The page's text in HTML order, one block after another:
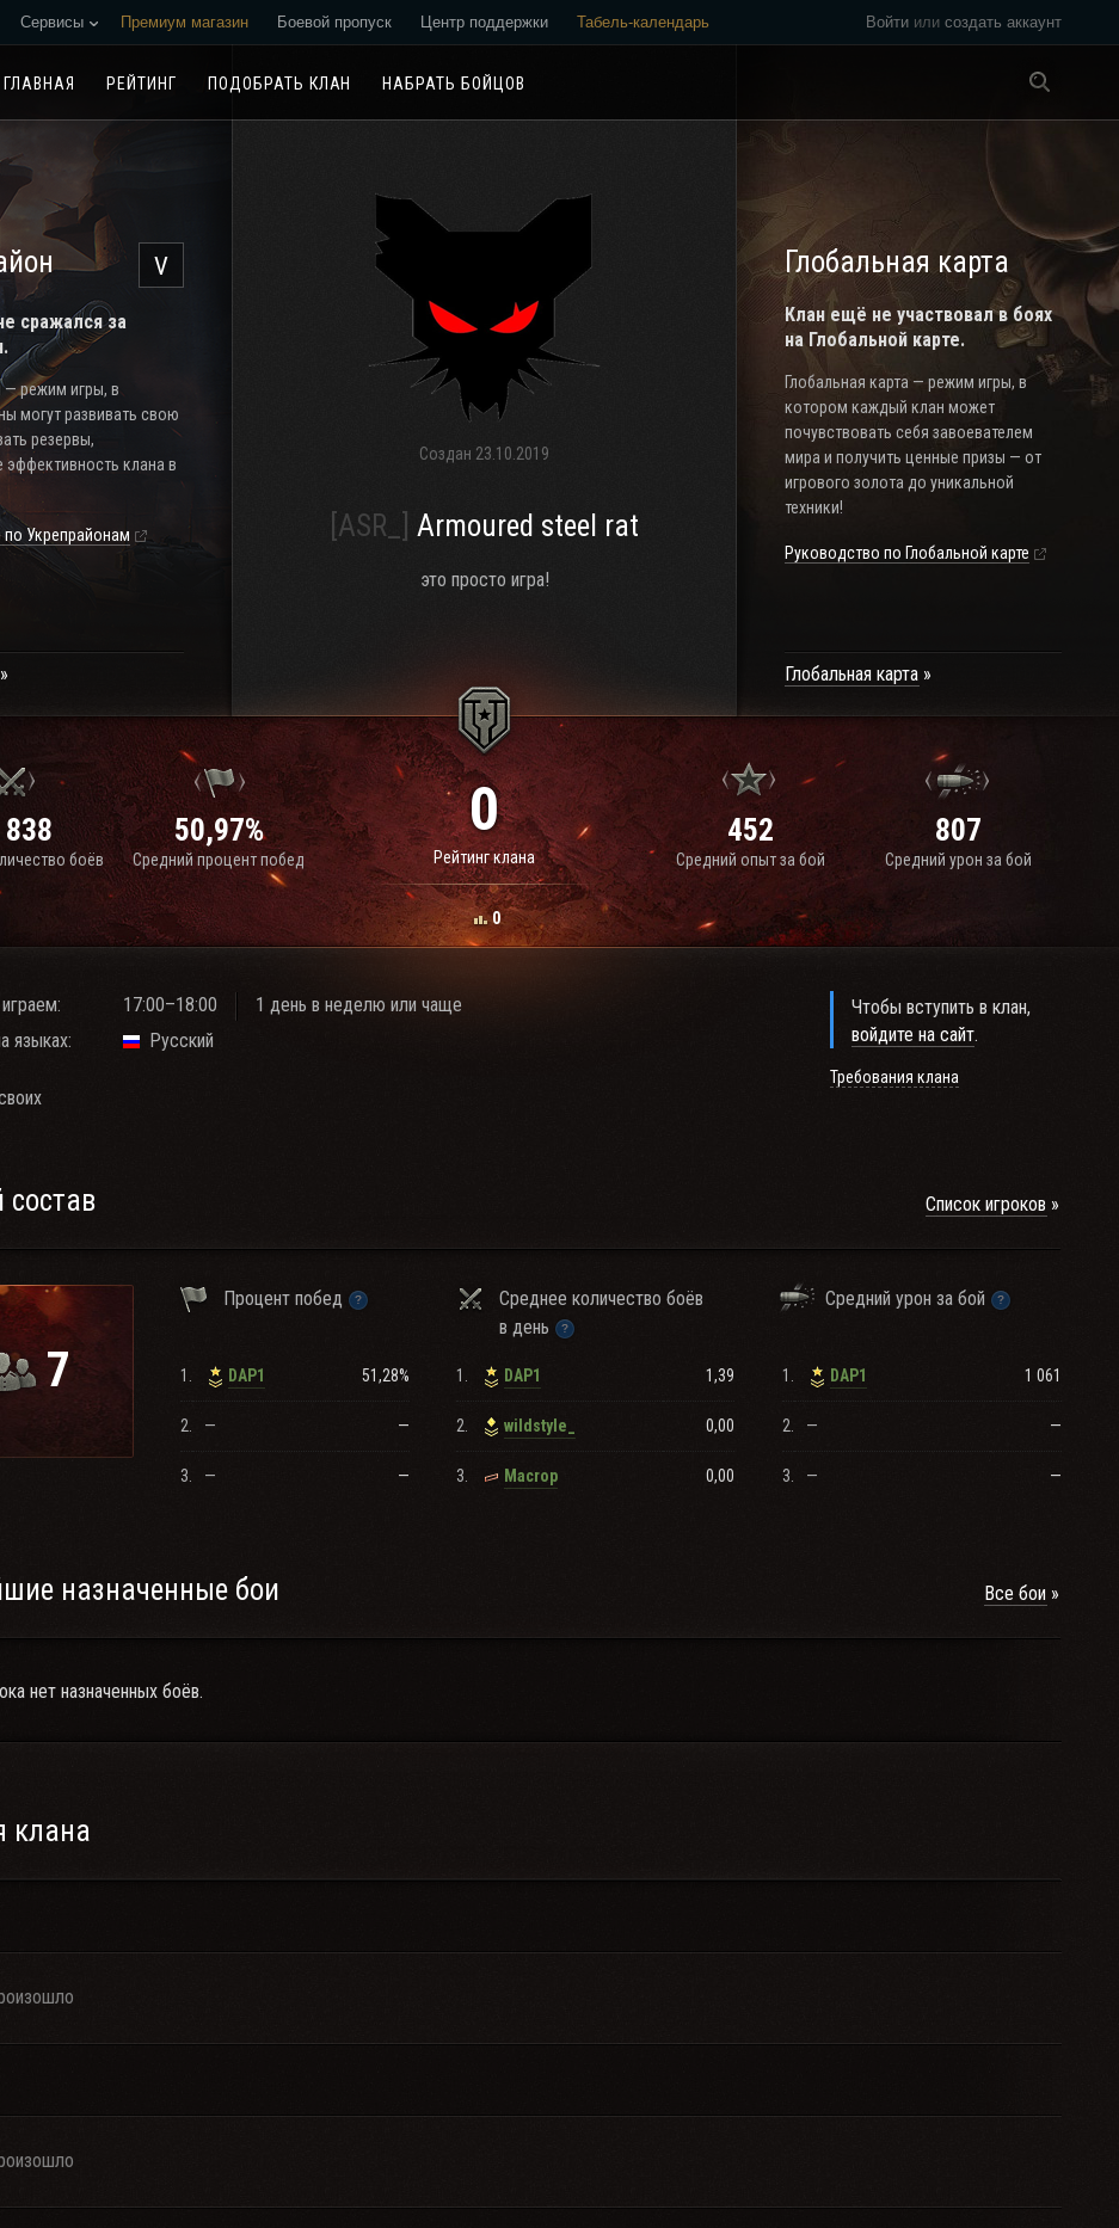
Войти или создать аккаунт
Сервисы Премиум магазин Боевой пропуск Центр поддержки Табель-календарь
ГЛАВНАЯ РЕЙТИНГ ПОДОБРАТЬ КЛАН НАБРАТЬ БОЙЦОВ
V
сражался за
— режим игры, в
могут развивать свою
резервы,
клана в
по Укрепрайонам
Создан 23.10.2019
[ASR_] Armoured steel rat
это просто игра!
Глобальная карта
Клан ещё не участвовал в боях
на Глобальной карте.
Глобальная карта — режим игры, в
котором каждый клан может
почувствовать себя завоевателем
мира и получить ценные призы — от
игрового золота до уникальной
техники!
Руководство по Глобальной карте
Глобальная карта
боёв
50,97%
Средний процент побед
0
Рейтинг клана
0
452
Средний опыт за бой
807
Средний урон за бой
17:00–18:00
1 день в неделю или чаще
языках:
Русский
Чтобы вступить в клан,
войдите на сайт.
Требования клана
Список игроков
7
Процент побед
Среднее количество боёв
в день
Средний урон за бой
1. DAP1 51,28%
2. — —
3. — —
1. DAP1 1,39
2. wildstyle_ 0,00
3. Macrop 0,00
1. DAP1 1 061
2. — —
3. — —
назначенные бои Все бои
нет назначенных боёв.
клана